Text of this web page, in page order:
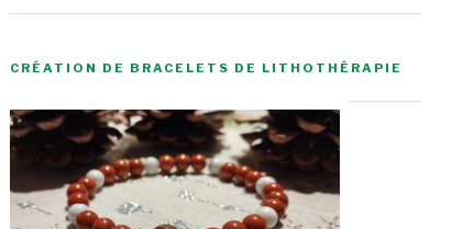
CRÉATION DE BRACELETS DE LITHOTHÉRAPIE